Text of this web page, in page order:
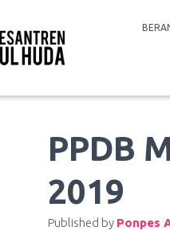
PPDB
2019
Published by Ponpes